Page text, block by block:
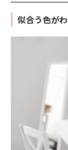
似合う色が